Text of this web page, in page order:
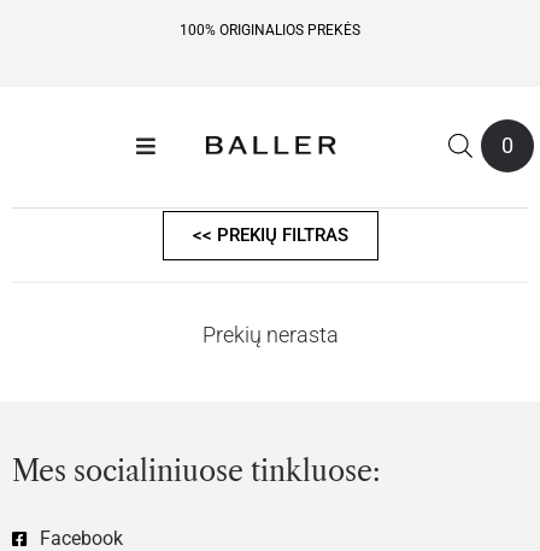
100% ORIGINALIOS PREKĖS
0
<< PREKIŲ FILTRAS
Prekių nerasta
Mes socialiniuose tinkluose:
Facebook